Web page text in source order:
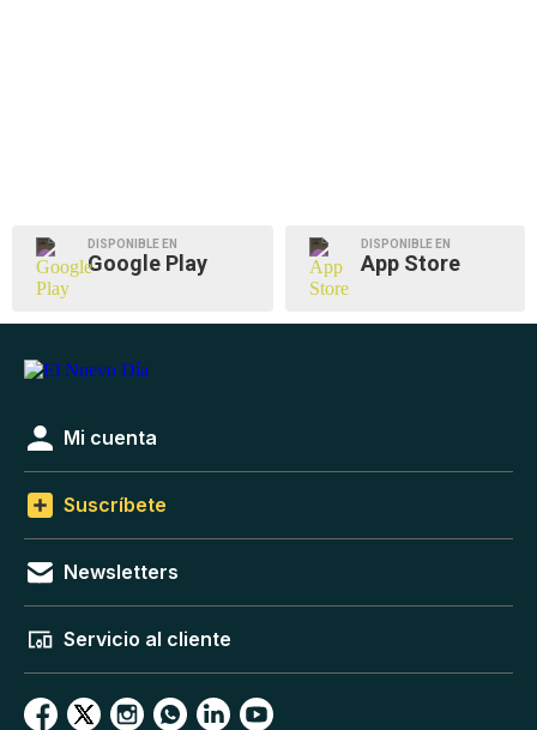
DISPONIBLE EN
Google Play
DISPONIBLE EN
App Store
Mi cuenta
Suscríbete
Newsletters
Servicio al cliente